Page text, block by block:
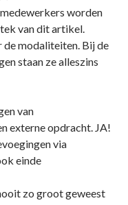
worden
van dit artikel.
de modaliteiten. Bij de
staan ze alleszins
van
externe opdracht. JA!
via
einde
zo groot geweest